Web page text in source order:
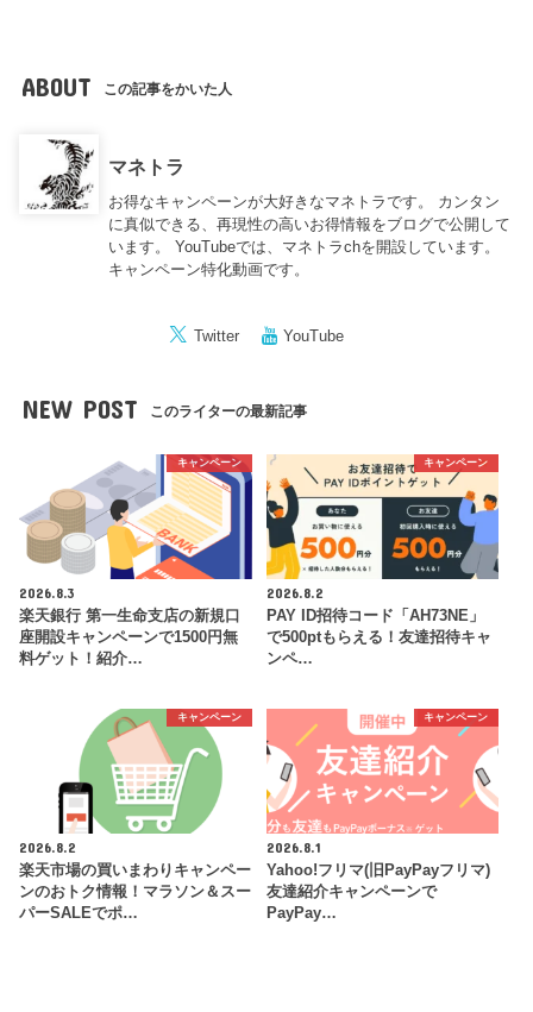
ABOUT この記事をかいた人
マネトラ
お得なキャンペーンが大好きなマネトラです。 カンタン
に真似できる、再現性の高いお得情報をブログで公開して
います。 YouTubeでは、マネトラchを開設しています。
キャンペーン特化動画です。
Twitter YouTube
NEW POST このライターの最新記事
キャンペーン
2026.8.3
楽天銀行 第一生命支店の新規口
座開設キャンペーンで1500円無
料ゲット！紹介…
キャンペーン
2026.8.2
PAY ID招待コード「AH73NE」
で500ptもらえる！友達招待キャ
ンペ…
キャンペーン
2026.8.2
楽天市場の買いまわりキャンペー
ンのおトク情報！マラソン＆スー
パーSALEでポ…
キャンペーン
2026.8.1
Yahoo!フリマ(旧PayPayフリマ)
友達紹介キャンペーンで
PayPay…